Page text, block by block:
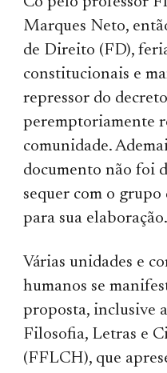
Marques Neto,
de Direito (FD),
constitucionais e
repressor do
peremptoriamente
comunidade.
documento não foi
sequer com o
para sua elaboração.
Várias unidades e
humanos se
proposta, inclusive
Filosofia, Letras e
(FFLCH), que